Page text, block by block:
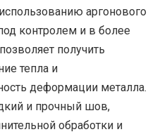
аргонового
контролем и в более
получить
тепла и
деформации металла.
и прочный шов,
обработки и